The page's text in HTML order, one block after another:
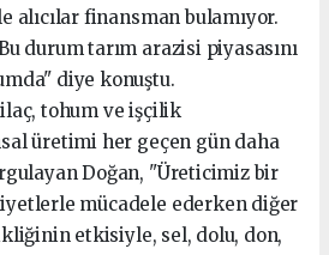
finansman bulamıyor.
durum tarım arazisi piyasasını
diye konuştu.
tohum ve işçilik
üretimi her geçen gün daha
Doğan, "Üreticimiz bir
mücadele ederken diğer
etkisiyle, sel, dolu, don,